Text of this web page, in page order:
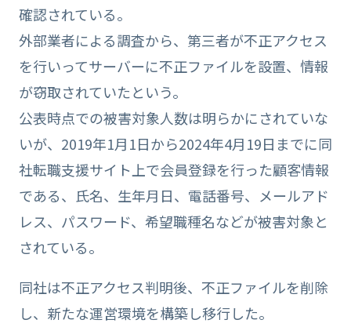
確認されている。
外部業者による調査から、第三者が不正アクセス
を行いってサーバーに不正ファイルを設置、情報
が窃取されていたという。
公表時点での被害対象人数は明らかにされていな
いが、2019年1月1日から2024年4月19日までに同
社転職支援サイト上で会員登録を行った顧客情報
である、氏名、生年月日、電話番号、メールアド
レス、パスワード、希望職種名などが被害対象と
されている。
同社は不正アクセス判明後、不正ファイルを削除
し、新たな運営環境を構築し移行した。